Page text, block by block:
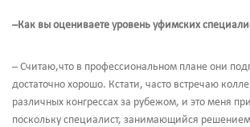
–Как вы оцениваете уровень уфимских
– Считаю,что в профессиональном плане они
достаточно хорошо. Кстати, часто встречаю
различных конгрессах за рубежом, и это меня
поскольку специалист, занимающийся решением